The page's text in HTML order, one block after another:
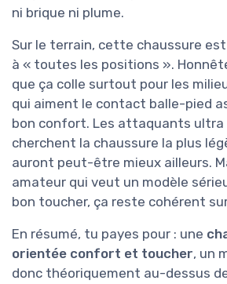
ni brique ni plume.
Sur le terrain, cette chaussure
à « toutes les positions ».
que ça colle surtout pour les
qui aiment le contact balle-pied
bon confort. Les attaquants ultra
cherchent la chaussure la plus
auront peut-être mieux ailleurs.
amateur qui veut un modèle
bon toucher, ça reste cohérent
En résumé, tu payes pour : une
orientée confort et toucher, un
donc théoriquement au-dessus